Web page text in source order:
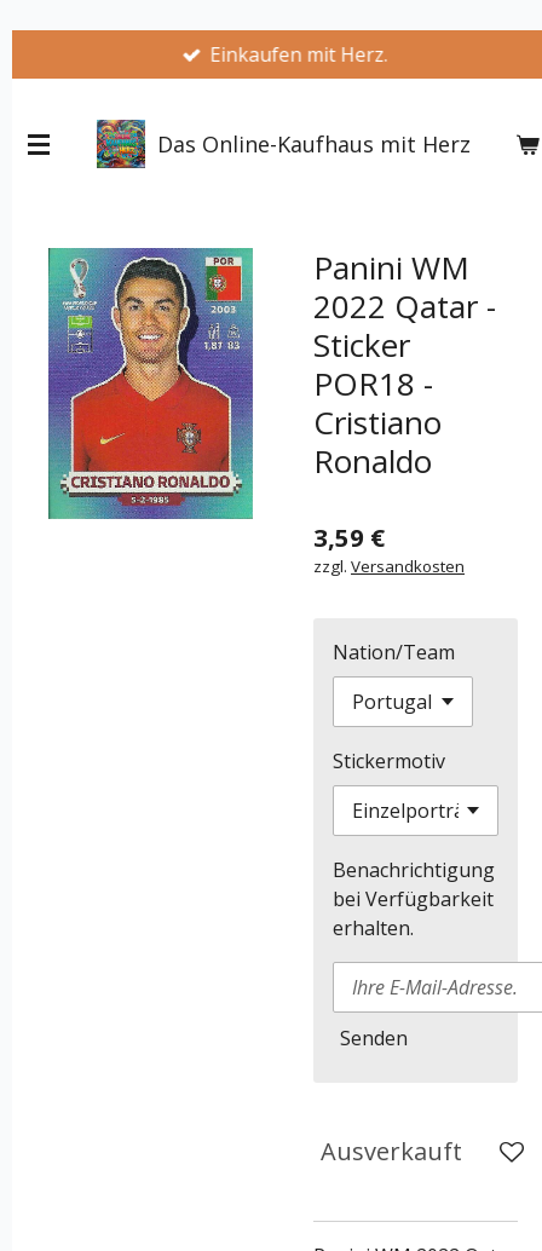
springen
Einkaufen mit Herz.
Das Online-Kaufhaus mit Herz
Panini WM
2022 Qatar -
Sticker
POR18 -
Cristiano
Ronaldo
3,59 €
zzgl. Versandkosten
Nation/Team
Stickermotiv
Benachrichtigung
bei Verfügbarkeit
erhalten.
Senden
Ausverkauft